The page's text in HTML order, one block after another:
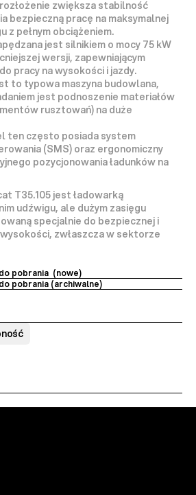
rozłożenie zwiększa stabilność
bezpieczną pracę na maksymalnej
z pełnym obciążeniem.
jest silnikiem o mocy 75 kW
wersji, zapewniającym
pracy na wysokości i jazdy.
to typowa maszyna budowlana,
jest podnoszenie materiałów
rusztowań) na duże
ten często posiada system
(SMS) oraz ergonomiczny
pozycjonowania ładunków na
T35.105 jest ładowarką
udźwigu, ale dużym zasięgu
specjalnie do bezpiecznej i
zwłaszcza w sektorze
pobrania  (nowe)
pobrania (archiwalne)